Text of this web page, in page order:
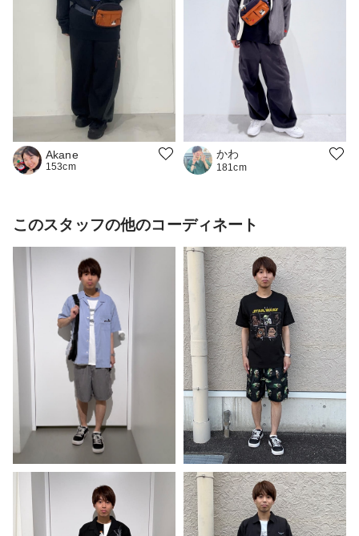
Akane
153cm
かわ
181cm
このスタッフの他のコーディネート